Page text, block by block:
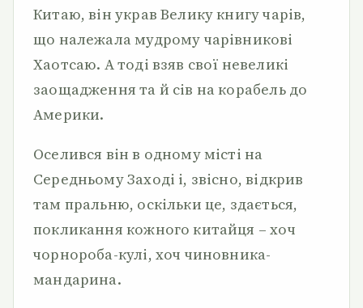
Китаю, він украв Велику книгу чарів,
що належала мудрому чарівникові
Хаотсаю. А тоді взяв свої невеликі
заощадження та й сів на корабель до
Америки.
Оселився він в одному місті на
Середньому Заході і, звісно, відкрив
там пральню, оскільки це, здається,
покликання кожного китайця – хоч
чорнороба-кулі, хоч чиновника-
мандарина.